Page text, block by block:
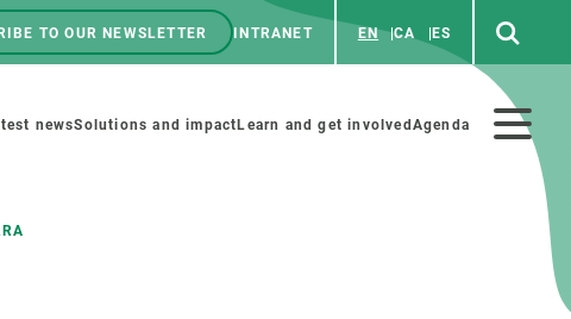
TO OUR NEWSLETTER INTRANET EN CA ES
newsSolutions and impact Learn and get involved Agenda